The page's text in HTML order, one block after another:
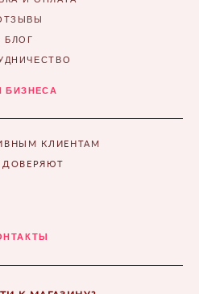
БЛОГ
БИЗНЕСА
КЛИЕНТАМ